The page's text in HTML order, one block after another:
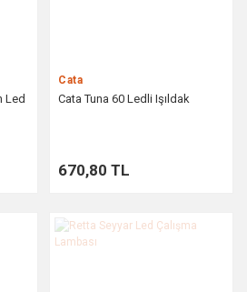
Led
Cata
Cata Tuna 60 Ledli Işıldak
670,80 TL